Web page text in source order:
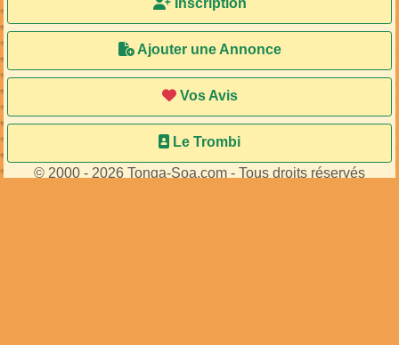
Inscription
Ajouter une Annonce
Vos Avis
Le Trombi
© 2000 - 2026 Tonga-Soa.com - Tous droits réservés